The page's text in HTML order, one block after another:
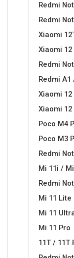
Redmi
Redmi
Xiaomi
Xiaomi 12
Redmi
Redmi A1
Xiaomi 12
Xiaomi 12
Poco M4
Poco M3
Redmi
Mi 11i /
Redmi
Mi 11 Lite
Mi 11
Mi 11 Pro
11T / 11T
Za njega
Svijet